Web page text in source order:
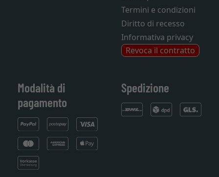
Termini e condizioni
Diritto di recesso
Informativa privacy
Revoca il contratto
Modalità di
pagamento
Spedizione